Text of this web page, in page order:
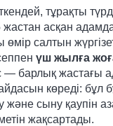
тұрақты
асқан
салтын
үш жылға
— барлық жастағы
көреді: бұл
және сыну қаупін
жақсартады.